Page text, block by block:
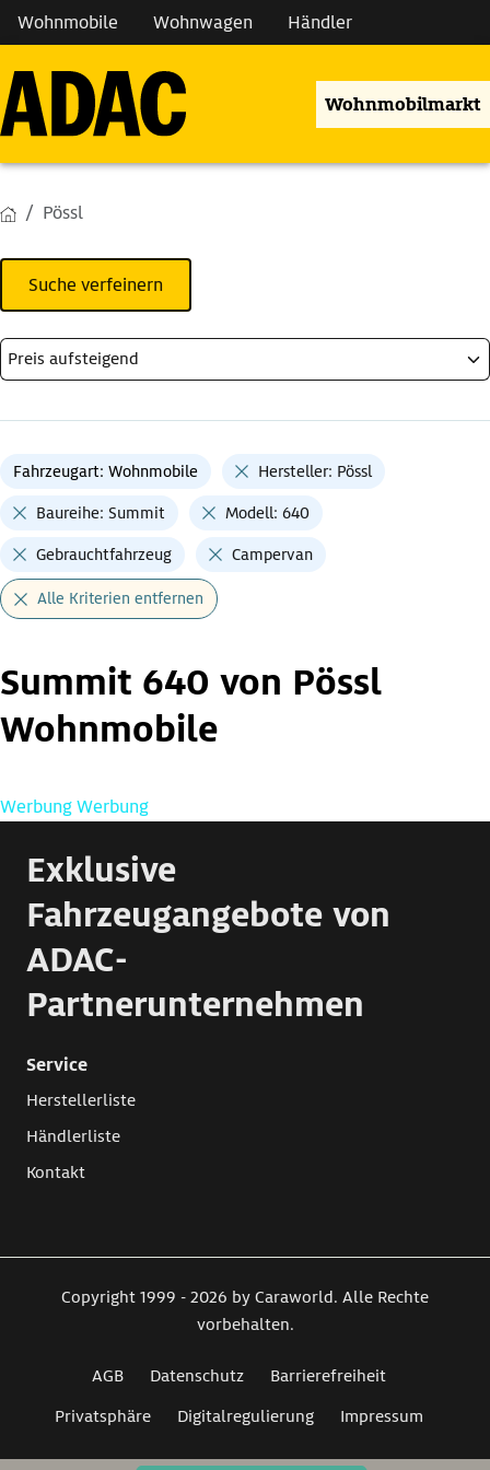
Wohnmobile Wohnwagen Händler
Wohnmobilmarkt
Pössl
Suche verfeinern
Fahrzeugart: Wohnmobile Hersteller: Pössl
Baureihe: Summit Modell: 640
Gebrauchtfahrzeug Campervan
Alle Kriterien entfernen
Summit 640 von Pössl
Wohnmobile
WerbungWerbung
Exklusive
Fahrzeugangebote von
ADAC-
Partnerunternehmen
Service
Herstellerliste
Händlerliste
Kontakt
Copyright 1999 - 2026 by Caraworld. Alle Rechte
vorbehalten.
AGB Datenschutz
Barrierefreiheit
Privatsphäre
Digitalregulierung Impressum